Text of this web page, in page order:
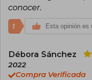
conocer.
1 Esta opinión es
Débora Sánchez
2022
Compra Verificada